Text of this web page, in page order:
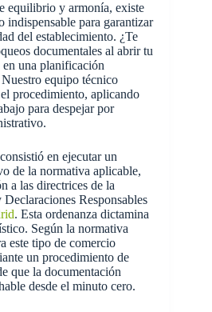
equilibrio y armonía, existe
indispensable para garantizar
del establecimiento. ¿Te
documentales al abrir tu
en una planificación
equipo técnico
procedimiento, aplicando
para despejar por
en ejecutar un
de la normativa aplicable,
a las directrices de la
Responsables
. Esta ordenanza dictamina
Según la normativa
este tipo de comercio
un procedimiento de
que la documentación
desde el minuto cero.